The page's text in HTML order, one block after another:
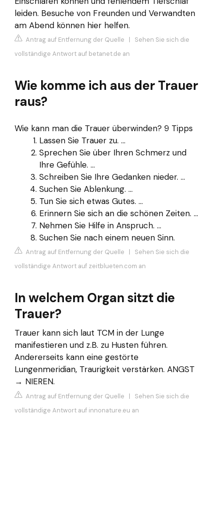
leiden. Besuche von Freunden und Verwandten
am Abend können hier helfen.
Antrag auf Entfernung der Quelle | Sehen Sie sich die
vollständige Antwort auf betanet.de an
Wie komme ich aus der Trauer
raus?
Wie kann man die Trauer überwinden? 9 Tipps
Lassen Sie Trauer zu. ...
Sprechen Sie über Ihren Schmerz und
Ihre Gefühle. ...
Schreiben Sie Ihre Gedanken nieder. ...
Suchen Sie Ablenkung. ...
Tun Sie sich etwas Gutes. ...
Erinnern Sie sich an die schönen Zeiten. ...
Nehmen Sie Hilfe in Anspruch. ...
Suchen Sie nach einem neuen Sinn.
Antrag auf Entfernung der Quelle | Sehen Sie sich die
vollständige Antwort auf zeitblueten.com an
In welchem Organ sitzt die
Trauer?
Trauer kann sich laut TCM in der Lunge
manifestieren und z.B. zu Husten führen.
Andererseits kann eine gestörte
Lungenmeridian, Traurigkeit verstärken. ANGST
→ NIEREN.
Antrag auf Entfernung der Quelle | Sehen Sie sich die
vollständige Antwort auf innonature.eu an